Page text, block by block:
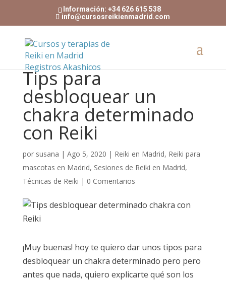
Información: +34 626 615 538
info@cursosreikienmadrid.com
Tips para
desbloquear un
chakra determinado
con Reiki
por susana | Ago 5, 2020 | Reiki en Madrid, Reiki para
mascotas en Madrid, Sesiones de Reiki en Madrid,
Técnicas de Reiki | 0 Comentarios
¡Muy buenas! hoy te quiero dar unos tipos para
desbloquear un chakra determinado pero pero
antes que nada, quiero explicarte qué son los